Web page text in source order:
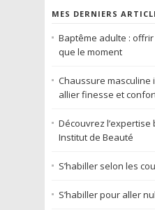
MES DERNIERS
Baptême adulte :
que le moment
Chaussure
allier finesse et
Découvrez l’expertise
Institut de Beauté
S’habiller selon les
S’habiller pour aller